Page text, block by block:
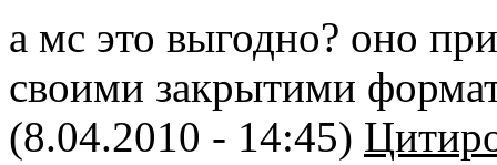
а мс это выгодно? оно
своими закрытими
(8.04.2010 - 14:45)